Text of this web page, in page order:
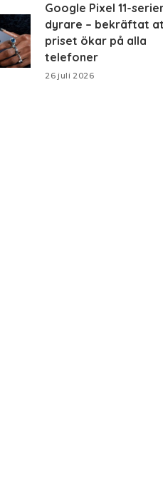
Google Pixel 11-
dyrare – bekräftat
priset ökar på alla
telefoner
26 juli 2026